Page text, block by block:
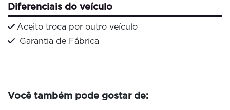
Diferenciais do veículo
Aceito troca por outro veículo
Garantia de Fábrica
Você também pode gostar de: